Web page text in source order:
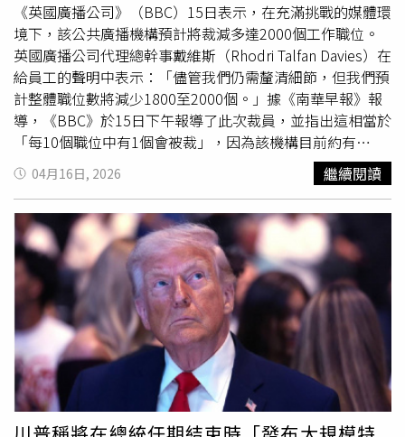
《英國廣播公司》（BBC）15日表示，在充滿挑戰的媒體環
境下，該公共廣播機構預計將裁減多達2000個工作職位。
英國廣播公司代理總幹事戴維斯（Rhodri Talfan Davies）在
給員工的聲明中表示：「儘管我們仍需釐清細節，但我們預
計整體職位數將減少1800至2000個。」據《南華早報》報
導，《BBC》於15日下午報導了此次裁員，並指出這相當於
「每10個職位中有1個會被裁」，因為該機構目前約有
21500名員工。暫時接替總幹事職務的戴維斯在致員工的訊
息中指出，裁員是因為《BBC》正面臨「重大的財務壓力，
我們需要迅速作出回應。簡而言之，我們的成本與收入之間
的差距正在擴大。不可避免地，這些計畫也意味著《BBC》
的職位數將會減少。」這段訊息據悉是在1次全體員工會議
後發出的。戴維斯指出，《BBC》必須在「未來2年內」從
其50億英鎊的營運成本中削減5億英鎊。《BBC》先前也曾
表示，未來3年內必須設法削減10%成本。據英國《ITV新
聞》與《PA Media》的報導，此次裁員將是該廣播機構近
15年來規模最大的1次裁員行動。早在2011年，《BBC》就
曾宣布，將在接下來5年內裁減2000個職位，並將部分員工
遷離倫敦（London）。媒體工作者工會「廣播、娛樂、通
訊和劇院聯盟」（Broadcasting, Entertainment,
04月16日, 2026 繼續閱讀